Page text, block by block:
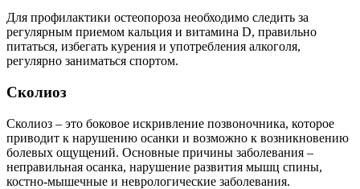
Для профилактики остеопороза необходимо следить за
регулярным приемом кальция и витамина D, правильно
питаться, избегать курения и употребления алкоголя,
регулярно заниматься спортом.
Сколиоз
Сколиоз – это боковое искривление позвоночника, которое
приводит к нарушению осанки и возможно к возникновению
болевых ощущений. Основные причины заболевания –
неправильная осанка, нарушение развития мышц спины,
костно-мышечные и неврологические заболевания.